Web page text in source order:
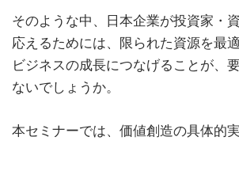
そのような中、日本企業が投資家・
応えるためには、限られた資源を最
ビジネスの成長につなげることが、
ないでしょうか。
本セミナーでは、価値創造の具体的